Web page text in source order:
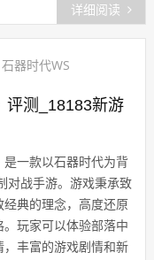
详细阅读
石器时代WS
评测_18183新游
是一款以石器时代为背
对战手游。游戏秉承致
经典的理念，高度还原
。玩家可以体验部落中
，丰富的游戏剧情和新